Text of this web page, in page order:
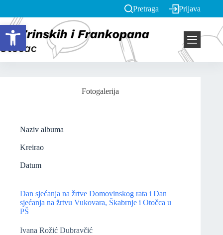
Open toolbar
Pretraga Prijava
Fotogalerija
Naziv albuma
Kreirao
Datum
Dan sjećanja na žrtve Domovinskog rata i Dan
sjećanja na žrtvu Vukovara, Škabrnje i Otočca u
PŠ
Ivana Rožić Dubravčić